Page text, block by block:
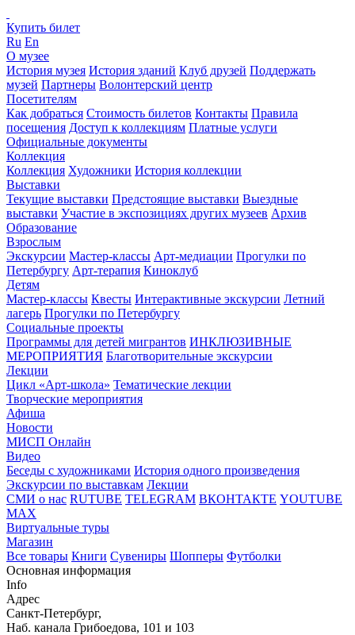
Купить билет
Ru En
О музее
История музея История зданий Клуб друзей Поддержать
музей Партнеры Волонтерский центр
Посетителям
Как добраться Стоимость билетов Контакты Правила
посещения Доступ к коллекциям Платные услуги
Официальные документы
Коллекция
Коллекция Художники История коллекции
Выставки
Текущие выставки Предстоящие выставки Выездные
выставки Участие в экспозициях других музеев Архив
Образование
Взрослым
Экскурсии Мастер-классы Арт-медиации Прогулки по
Петербургу Арт-терапия Киноклуб
Детям
Мастер-классы Квесты Интерактивные экскурсии Летний
лагерь Прогулки по Петербургу
Социальные проекты
Программы для детей мигрантов ИНКЛЮЗИВНЫЕ
МЕРОПРИЯТИЯ Благотворительные экскурсии
Лекции
Цикл «Арт-школа» Тематические лекции
Творческие мероприятия
Афиша
Новости
МИСП Онлайн
Видео
Беседы с художниками История одного произведения
Экскурсии по выставкам Лекции
СМИ о нас RUTUBE TELEGRAM ВКОНТАКТЕ YOUTUBE
MAX
Виртуальные туры
Магазин
Все товары Книги Сувениры Шопперы Футболки
Основная информация
Info
Адрес
Санкт-Петербург,
Наб. канала Грибоедова, 101 и 103